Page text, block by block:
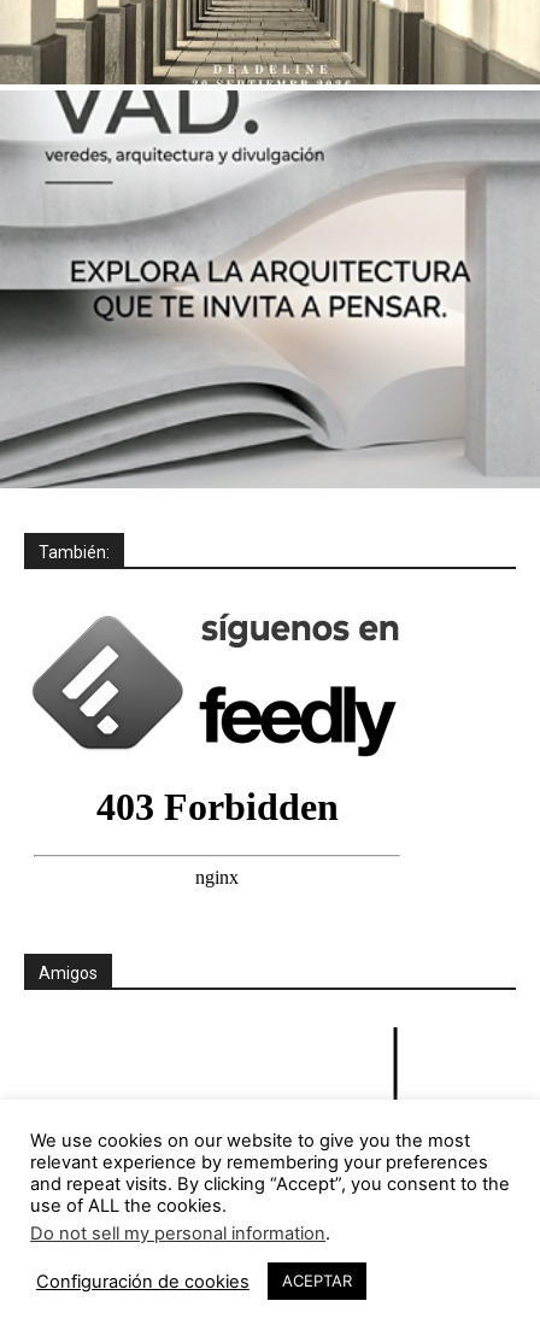
También:
Amigos
We use cookies on our website to give you the most
relevant experience by remembering your preferences
and repeat visits. By clicking “Accept”, you consent to the
use of ALL the cookies.
Do not sell my personal information.
Configuración de cookies ACEPTAR